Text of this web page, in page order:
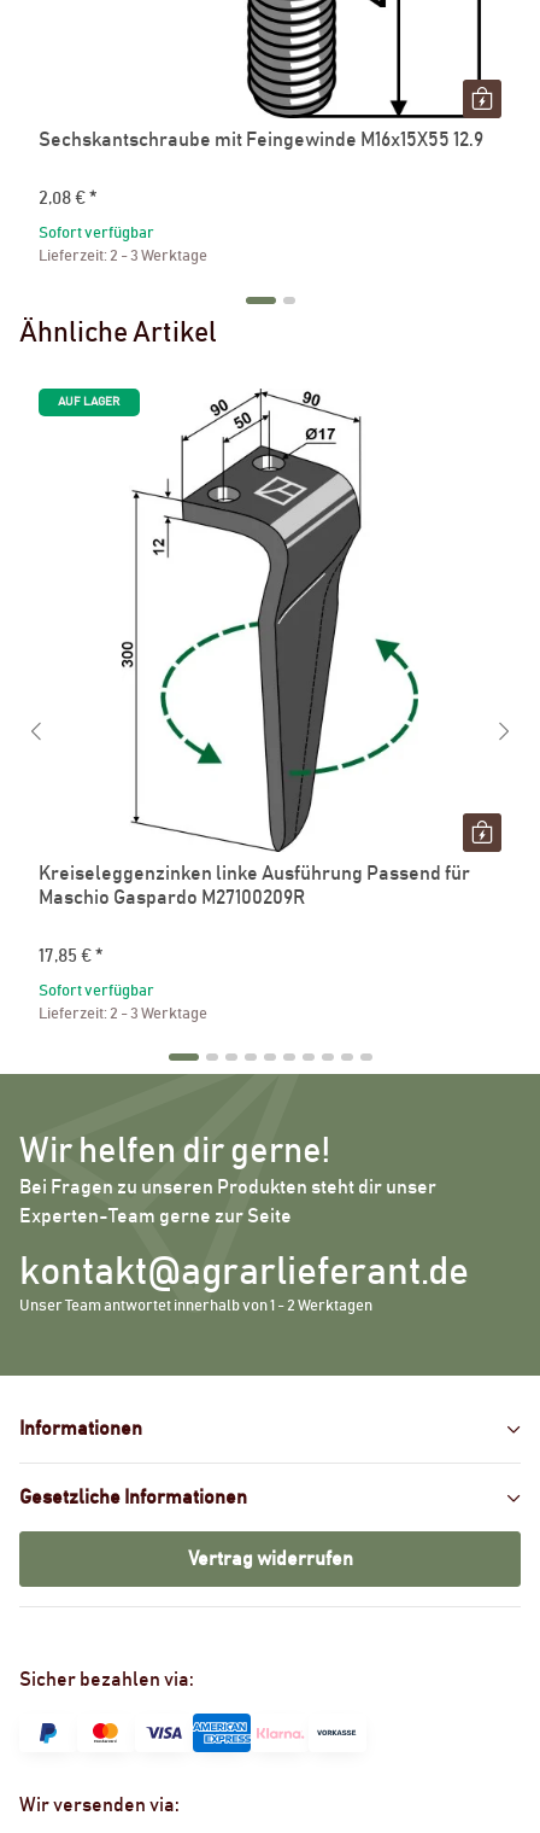
Sechskantschraube mit Feingewinde M16x15X55 12.9
2,08 € *
Sofort verfügbar
Lieferzeit: 2 - 3 Werktage
Ähnliche Artikel
AUF LAGER
Kreiseleggenzinken linke Ausführung Passend für
Maschio Gaspardo M27100209R
17,85 € *
Sofort verfügbar
Lieferzeit: 2 - 3 Werktage
Wir helfen dir gerne!
Bei Fragen zu unseren Produkten steht dir unser
Experten-Team gerne zur Seite
kontakt@agrarlieferant.de
Unser Team antwortet innerhalb von 1 - 2 Werktagen
Informationen
Gesetzliche Informationen
Vertrag widerrufen
Sicher bezahlen via:
Wir versenden via: